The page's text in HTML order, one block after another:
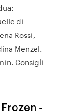
di
Rossi,
Menzel.
Consigli
-